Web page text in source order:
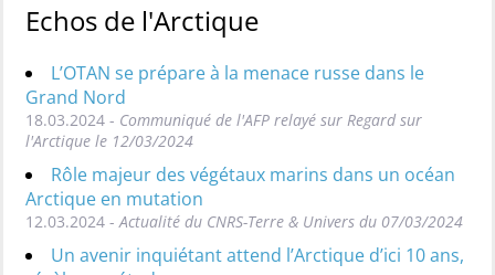
Echos de l'Arctique
L’OTAN se prépare à la menace russe dans le
Grand Nord
18.03.2024 - Communiqué de l'AFP relayé sur Regard sur
l'Arctique le 12/03/2024
Rôle majeur des végétaux marins dans un océan
Arctique en mutation
12.03.2024 - Actualité du CNRS-Terre & Univers du 07/03/2024
Un avenir inquiétant attend l’Arctique d’ici 10 ans,